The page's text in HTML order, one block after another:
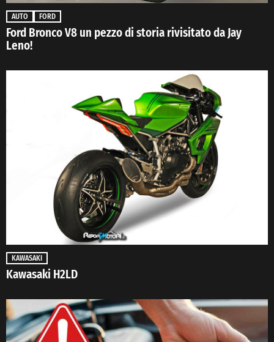
AUTO FORD
Ford Bronco V8 un pezzo di storia rivisitato da Jay
Leno!
KAWASAKI
Kawasaki H2LD